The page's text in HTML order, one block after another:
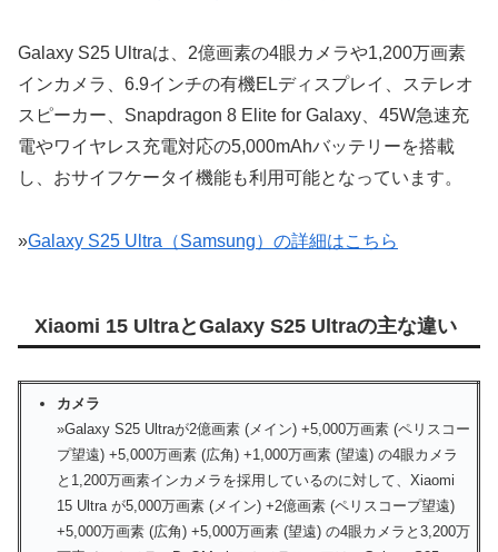
Galaxy S25 Ultraは、2億画素の4眼カメラや1,200万画素
インカメラ、6.9インチの有機ELディスプレイ、ステレオ
スピーカー、Snapdragon 8 Elite for Galaxy、45W急速充
電やワイヤレス充電対応の5,000mAhバッテリーを搭載
し、おサイフケータイ機能も利用可能となっています。
»Galaxy S25 Ultra（Samsung）の詳細はこちら
Xiaomi 15 UltraとGalaxy S25 Ultraの主な違い
カメラ
»Galaxy S25 Ultraが2億画素 (メイン) +5,000万画素 (ペリスコー
プ望遠) +5,000万画素 (広角) +1,000万画素 (望遠) の4眼カメラ
と1,200万画素インカメラを採用しているのに対して、Xiaomi
15 Ultra が5,000万画素 (メイン) +2億画素 (ペリスコープ望遠)
+5,000万画素 (広角) +5,000万画素 (望遠) の4眼カメラと3,200万